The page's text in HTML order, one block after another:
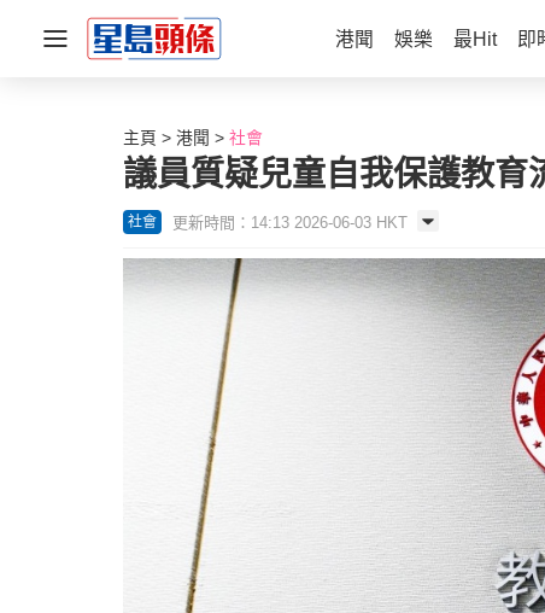
港聞 娛樂 最Hit 即
主頁 港聞 社會
議員質疑兒童自我保護教育
社會 更新時間：14:13 2026-06-03 HKT